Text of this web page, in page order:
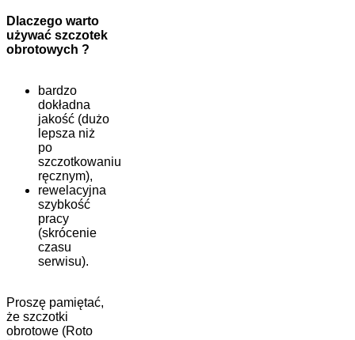
Dlaczego warto
używać szczotek
obrotowych ?
bardzo
dokładna
jakość (dużo
lepsza niż
po
szczotkowaniu
ręcznym),
rewelacyjna
szybkość
pracy
(skrócenie
czasu
serwisu).
Proszę pamiętać,
że szczotki
obrotowe (Roto